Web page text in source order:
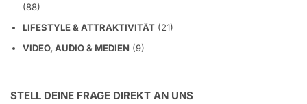
(88)
LIFESTYLE & ATTRAKTIVITÄT (21)
VIDEO, AUDIO & MEDIEN (9)
STELL DEINE FRAGE DIREKT AN UNS